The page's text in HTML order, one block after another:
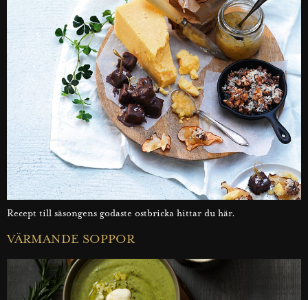
Recept till säsongens godaste ostbricka hittar du här.
VÄRMANDE SOPPOR